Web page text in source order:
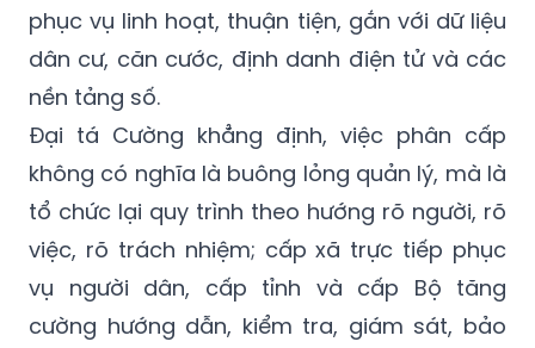
phục vụ linh hoạt, thuận tiện, gắn với dữ liệu
dân cư, căn cước, định danh điện tử và các
nền tảng số.
Đại tá Cường khẳng định, việc phân cấp
không có nghĩa là buông lỏng quản lý, mà là
tổ chức lại quy trình theo hướng rõ người, rõ
việc, rõ trách nhiệm; cấp xã trực tiếp phục
vụ người dân, cấp tỉnh và cấp Bộ tăng
cường hướng dẫn, kiểm tra, giám sát, bảo